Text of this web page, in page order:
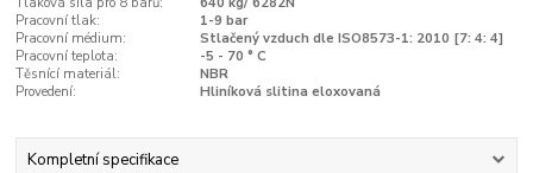
Pracovní tlak:
1-9 bar
Pracovní médium:
Stlačený vzduch dle ISO8573-1: 2010 [7: 4: 4]
Pracovní teplota:
-5 - 70 ° C
Těsnící materiál:
NBR
Provedení:
Hliníková slitina eloxovaná
Kompletní specifikace